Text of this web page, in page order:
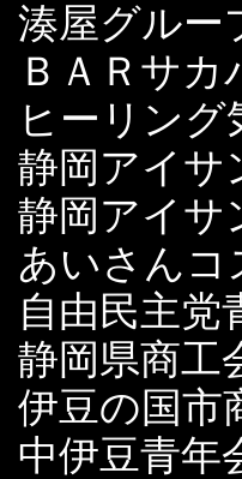
湊屋グルー
ＢＡＲサカ
ヒーリング
静岡アイサ
静岡アイサ
あいさんコ
自由民主党
静岡県商工
伊豆の国市
中伊豆青年